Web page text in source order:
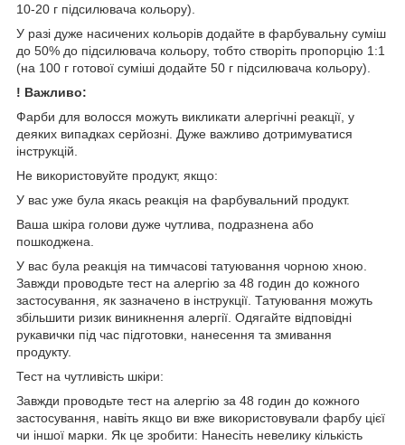
10-20 г підсилювача кольору).
У разі дуже насичених кольорів додайте в фарбувальну суміш
до 50% до підсилювача кольору, тобто створіть пропорцію 1:1
(на 100 г готової суміші додайте 50 г підсилювача кольору).
! Важливо:
Фарби для волосся можуть викликати алергічні реакції, у
деяких випадках серйозні. Дуже важливо дотримуватися
інструкцій.
Не використовуйте продукт, якщо:
У вас уже була якась реакція на фарбувальний продукт.
Ваша шкіра голови дуже чутлива, подразнена або
пошкоджена.
У вас була реакція на тимчасові татуювання чорною хною.
Завжди проводьте тест на алергію за 48 годин до кожного
застосування, як зазначено в інструкції. Татуювання можуть
збільшити ризик виникнення алергії. Одягайте відповідні
рукавички під час підготовки, нанесення та змивання
продукту.
Тест на чутливість шкіри:
Завжди проводьте тест на алергію за 48 годин до кожного
застосування, навіть якщо ви вже використовували фарбу цієї
чи іншої марки. Як це зробити: Нанесіть невелику кількість